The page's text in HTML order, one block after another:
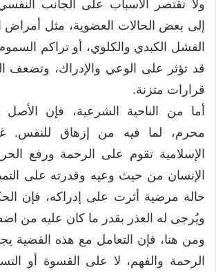
ولا تقتصر الأسباب على الجانب
إلى بعض الحالات العضوية، مثل أمراض
الفشل الكبدي والكلوي، أو تراكم
قد تؤثر على الوعي والإدراك، وتضعف
قرارات متزنة.
أما من الناحية الشرعية، فإن الأصل
محرم، لما فيه من إزهاق للنفس.
الإسلامية تقوم على الرحمة ورفع
الإنسان من حيث وعيه وقدرته على
حالة مرضية أثرت على إدراكه، فإن
ويُرجى له العذر بقدر ما كان عليه من
ومن هنا، فإن التعامل مع هذه القضية
الرحمة والفهم، لا على القسوة أو